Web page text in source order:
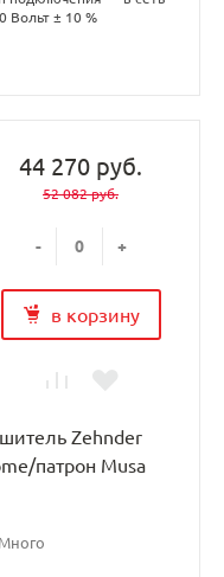
Вольт ± 10 %
44 270 руб.
52 082 руб.
- +
в корзину
Zehnder
патрон Musa